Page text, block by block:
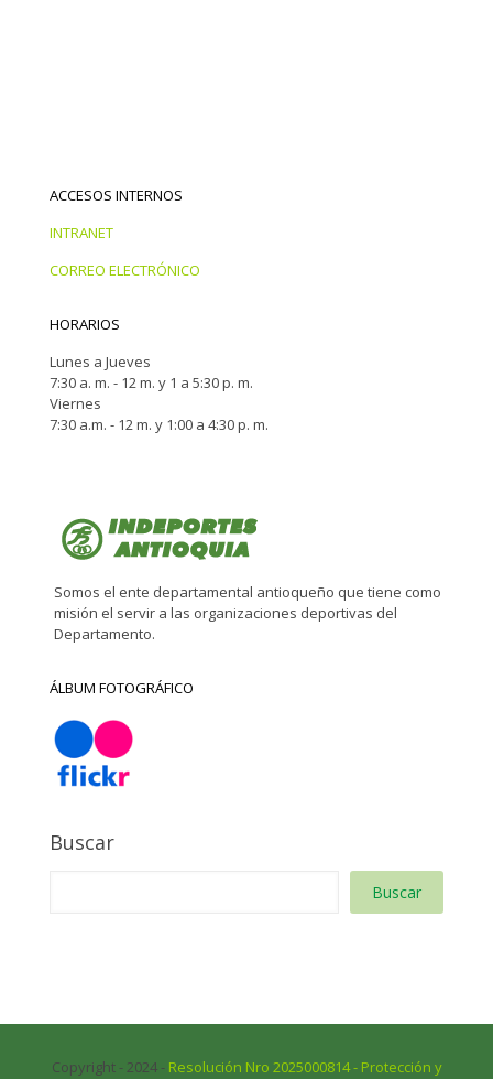
ACCESOS INTERNOS
INTRANET
CORREO ELECTRÓNICO
HORARIOS
Lunes a Jueves
7:30 a. m. - 12 m. y 1 a 5:30 p. m.
Viernes
7:30 a.m. - 12 m. y 1:00 a 4:30 p. m.
Somos el ente departamental antioqueño que tiene como
misión el servir a las organizaciones deportivas del
Departamento.
ÁLBUM FOTOGRÁFICO
Buscar
Buscar
Copyright - 2024 - Resolución Nro 2025000814 - Protección y